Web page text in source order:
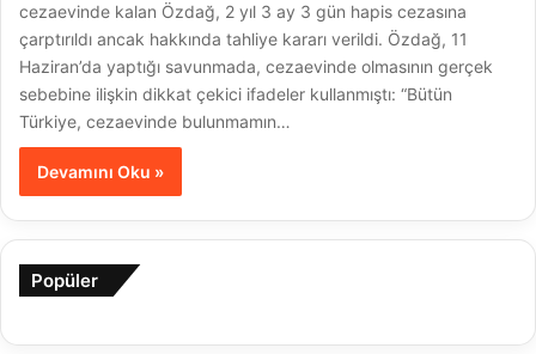
cezaevinde kalan Özdağ, 2 yıl 3 ay 3 gün hapis cezasına
çarptırıldı ancak hakkında tahliye kararı verildi. Özdağ, 11
Haziran’da yaptığı savunmada, cezaevinde olmasının gerçek
sebebine ilişkin dikkat çekici ifadeler kullanmıştı: “Bütün
Türkiye, cezaevinde bulunmamın…
Devamını Oku »
Popüler